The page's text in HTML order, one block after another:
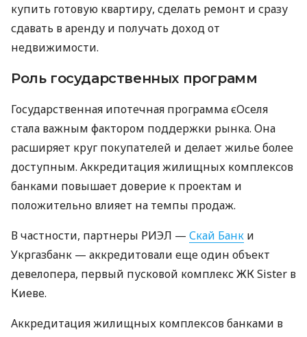
купить готовую квартиру, сделать ремонт и сразу
сдавать в аренду и получать доход от
недвижимости.
Роль государственных программ
Государственная ипотечная программа єОселя
стала важным фактором поддержки рынка. Она
расширяет круг покупателей и делает жилье более
доступным. Аккредитация жилищных комплексов
банками повышает доверие к проектам и
положительно влияет на темпы продаж.
В частности, партнеры РИЭЛ — Скай Банк и
Укргазбанк — аккредитовали еще один объект
девелопера, первый пусковой комплекс ЖК Sister в
Киеве.
Аккредитация жилищных комплексов банками в